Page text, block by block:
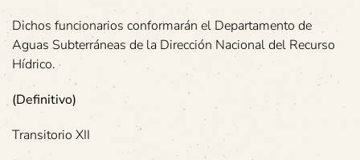
Dichos funcionarios conformarán el Departamento de
Aguas Subterráneas de la Dirección Nacional del Recurso
Hídrico.
(Definitivo)
Transitorio XII